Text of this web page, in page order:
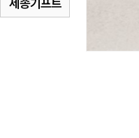
세종기프트